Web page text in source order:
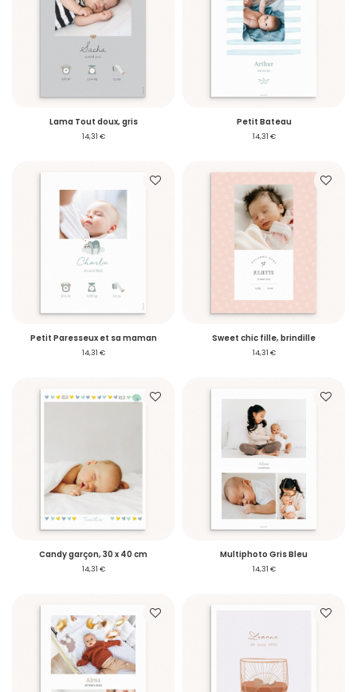
Lama Tout doux, gris
14,31 €
Petit Bateau
14,31 €
Petit Paresseux et sa maman
14,31 €
Sweet chic fille, brindille
14,31 €
Candy garçon, 30 x 40 cm
14,31 €
Multiphoto Gris Bleu
14,31 €